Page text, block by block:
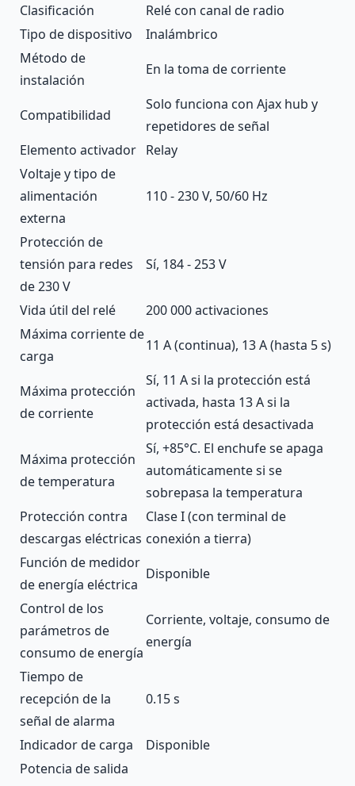
Clasificación
Relé con canal de radio
Tipo de dispositivo
Inalámbrico
Método de
instalación
En la toma de corriente
Compatibilidad
Solo funciona con Ajax hub y
repetidores de señal
Elemento activador Relay
Voltaje y tipo de
alimentación
externa
110 - 230 V, 50/60 Hz
Protección de
tensión para redes
de 230 V
Sí, 184 - 253 V
Vida útil del relé
200 000 activaciones
Máxima corriente de
carga
11 A (continua), 13 A (hasta 5 s)
Máxima protección
de corriente
Sí, 11 A si la protección está
activada, hasta 13 A si la
protección está desactivada
Máxima protección
de temperatura
Sí, +85°С. El enchufe se apaga
automáticamente si se
sobrepasa la temperatura
Protección contra
descargas eléctricas
Clase I (con terminal de
conexión a tierra)
Función de medidor
de energía eléctrica
Disponible
Control de los
parámetros de
consumo de energía
Corriente, voltaje, consumo de
energía
Tiempo de
recepción de la
señal de alarma
0.15 s
Indicador de carga
Disponible
Potencia de salida